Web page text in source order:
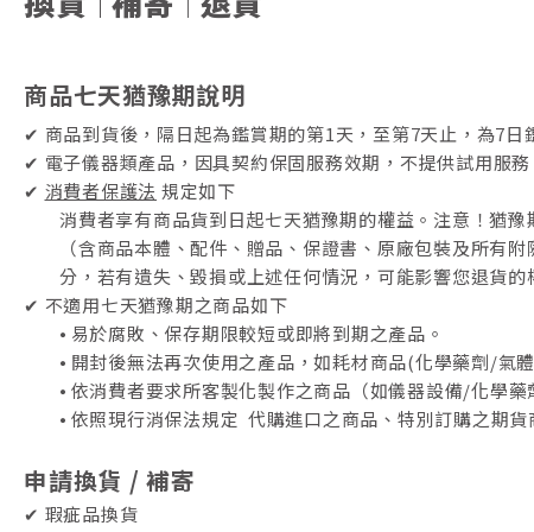
商品七天猶豫期說明
✔ 商品到貨後，隔日起為鑑賞期的第1天，至第7天止，為7日
✔ 電子儀器類產品，因具契約保固服務效期，不提供試用服
✔ 消費者保護法 規定如下
消費者享有商品貨到日起七天猶豫期的權益。注意！猶
（含商品本體、配件、贈品、保證書、原廠包裝及所有
分，若有遺失、毀損或上述任何情況，可能影響您退貨
✔ 不適用七天猶豫期之商品如下
⦁ 易於腐敗、保存期限較短或即將到期之產品。
⦁ 開封後無法再次使用之產品，如耗材商品(化學藥劑/氣
⦁ 依消費者要求所客製化製作之商品（如儀器設備/化學
⦁ 依照現行消保法規定 代購進口之商品、特別訂購之期
申請換貨 / 補寄
✔ 瑕疵品換貨